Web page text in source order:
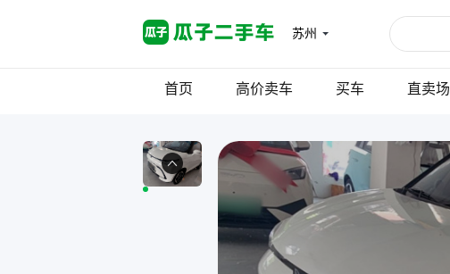
苏州
首页 高价卖车 买车 直卖场